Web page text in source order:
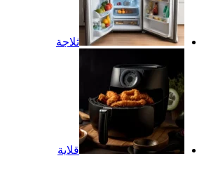
ثلاجة
قلاية